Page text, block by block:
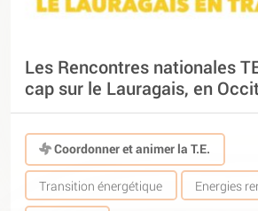
Les Rencontres nationales
cap sur le Lauragais, en
Coordonner et animer la T.E.
Transition énergétique Energies